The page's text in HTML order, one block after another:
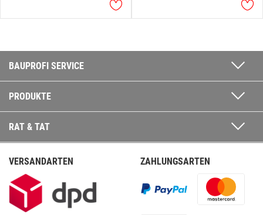
BAUPROFI SERVICE
PRODUKTE
RAT & TAT
VERSANDARTEN ZAHLUNGSARTEN